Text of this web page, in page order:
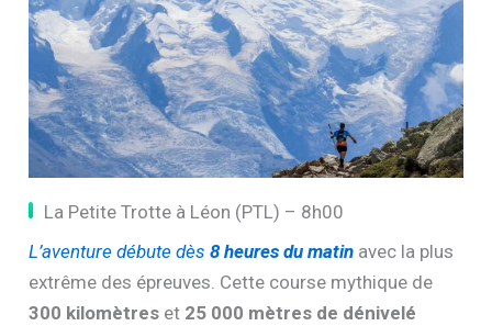
La Petite Trotte à Léon (PTL) – 8h00
L’aventure débute dès8 heures du matin avec la plus
extrême des épreuves. Cette course mythique de
300 kilomètres et 25 000 mètres de dénivelé